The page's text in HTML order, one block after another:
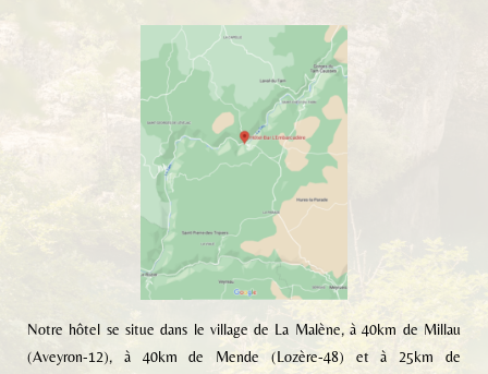
Notre hôtel se situe dans le village de La Malène, à 40km de Millau
(Aveyron-12), à 40km de Mende (Lozère-48) et à 25km de